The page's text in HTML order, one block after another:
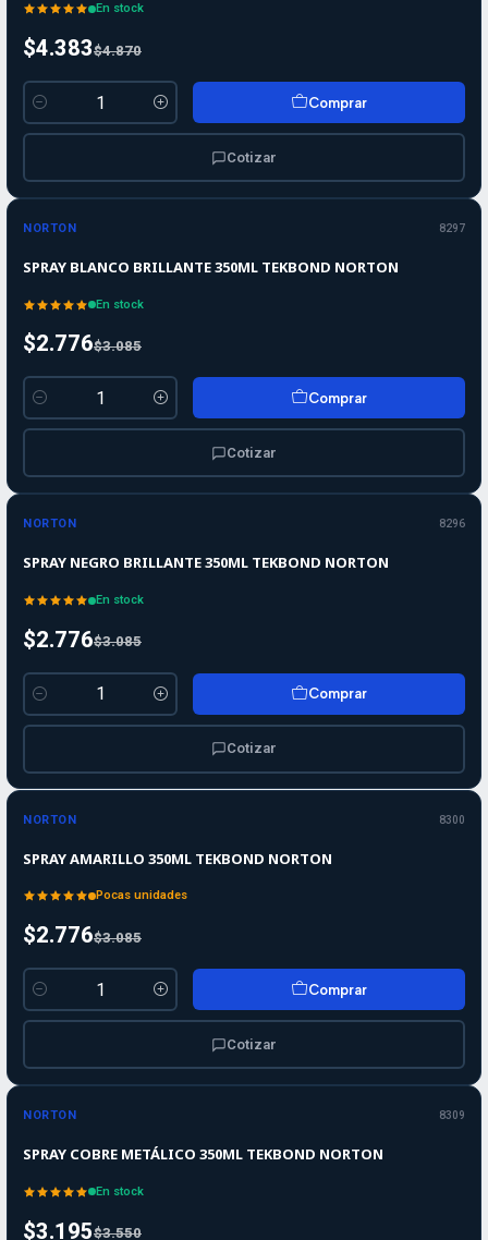
En stock
$4.383$4.870
Cantidad
Comprar
Cotizar
-10%OFF
NORTON 8297
SPRAY BLANCO BRILLANTE 350ML TEKBOND NORTON
En stock
$2.776$3.085
Cantidad
Comprar
Cotizar
-10%OFF
NORTON 8296
SPRAY NEGRO BRILLANTE 350ML TEKBOND NORTON
En stock
$2.776$3.085
Cantidad
Comprar
Cotizar
-10%OFF
NORTON 8300
SPRAY AMARILLO 350ML TEKBOND NORTON
Pocas unidades
$2.776$3.085
Cantidad
Comprar
Cotizar
-10%OFF
NORTON 8309
SPRAY COBRE METÁLICO 350ML TEKBOND NORTON
En stock
$3.195$3.550